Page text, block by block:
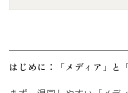
はじめに：「メディア」と